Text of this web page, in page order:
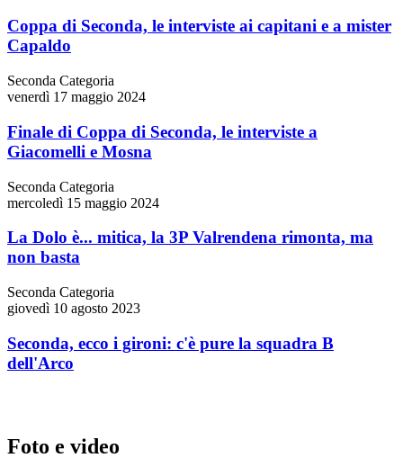
Coppa di Seconda, le interviste ai capitani e a mister
Capaldo
Seconda Categoria
venerdì 17 maggio 2024
Finale di Coppa di Seconda, le interviste a
Giacomelli e Mosna
Seconda Categoria
mercoledì 15 maggio 2024
La Dolo è... mitica, la 3P Valrendena rimonta, ma
non basta
Seconda Categoria
giovedì 10 agosto 2023
Seconda, ecco i gironi: c'è pure la squadra B
dell'Arco
Foto e video